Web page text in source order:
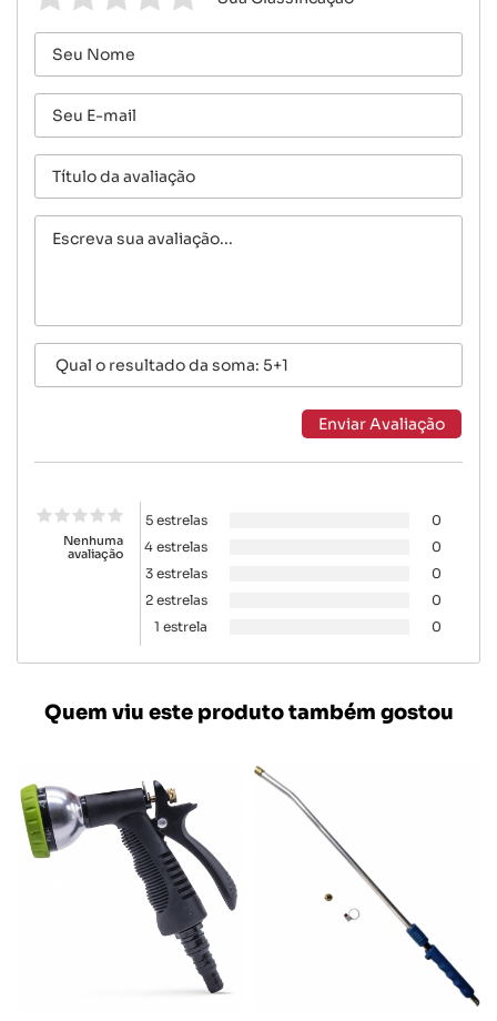
Nenhuma
avaliação
5 estrelas
0
4 estrelas
0
3 estrelas
0
2 estrelas
0
1 estrela
0
Quem viu este produto também gostou